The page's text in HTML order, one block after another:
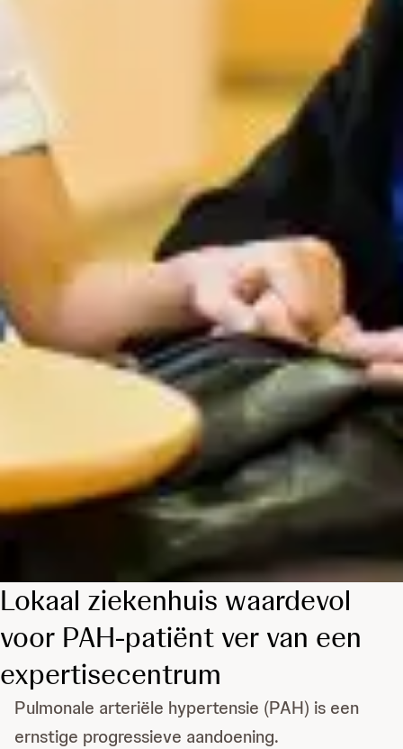
Lokaal ziekenhuis waardevol
voor PAH-patiënt ver van een
expertisecentrum
Pulmonale arteriële hypertensie (PAH) is een
ernstige progressieve aandoening.